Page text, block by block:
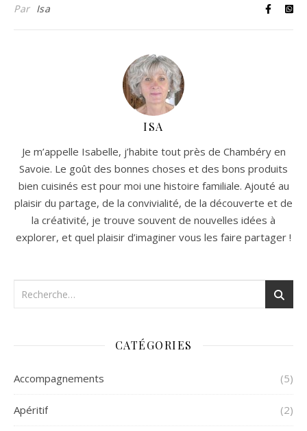
Par Isa
ISA
Je m’appelle Isabelle, j’habite tout près de Chambéry en
Savoie. Le goût des bonnes choses et des bons produits
bien cuisinés est pour moi une histoire familiale. Ajouté au
plaisir du partage, de la convivialité, de la découverte et de
la créativité, je trouve souvent de nouvelles idées à
explorer, et quel plaisir d’imaginer vous les faire partager !
CATÉGORIES
Accompagnements (5)
Apéritif (2)